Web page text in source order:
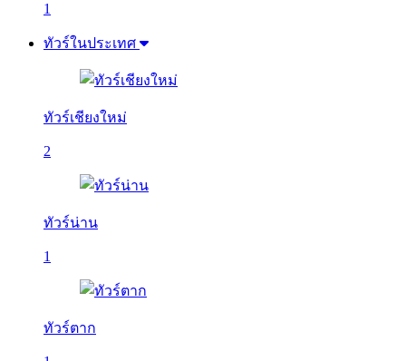
1
ทัวร์ในประเทศ
ทัวร์เชียงใหม่
2
ทัวร์น่าน
1
ทัวร์ตาก